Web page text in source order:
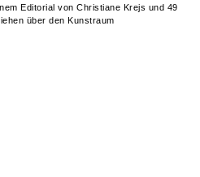
Editorial von Christiane Krejs und 49
über den Kunstraum